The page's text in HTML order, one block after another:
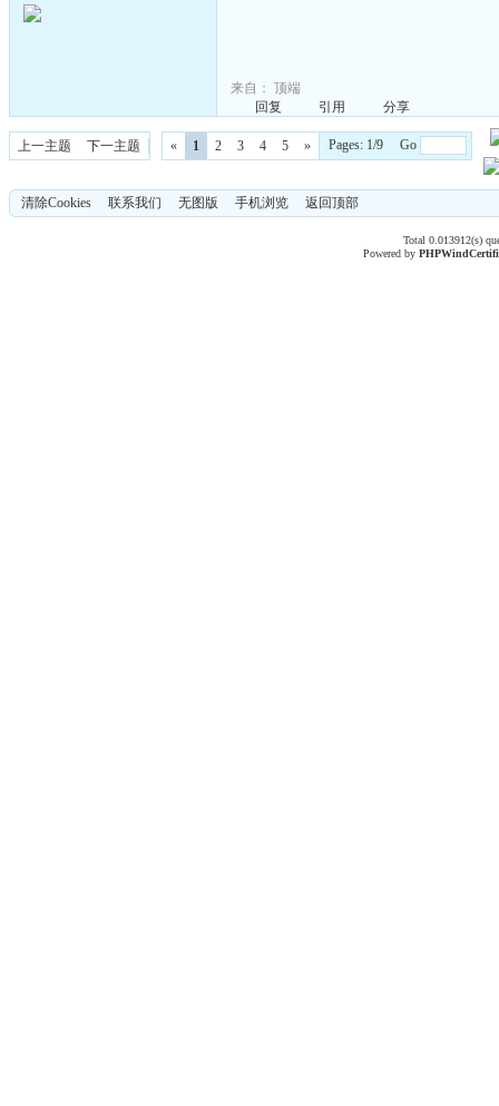
来自： 顶端
回复
引用 分享
上一主题 下一主题 « 1 2 3 4 5 » Pages: 1/9 Go
清除Cookies 联系我们 无图版 手机浏览 返回顶部
Total 0.013912(s)
Powered byPHPWind